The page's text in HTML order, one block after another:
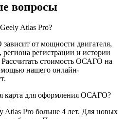
вопросы
Atlas Pro?
от мощности двигателя,
региона регистрации и истории
стоимость ОСАГО на
нашего онлайн-
карта для оформления ОСАГО?
Atlas Pro больше 4 лет. Для новых